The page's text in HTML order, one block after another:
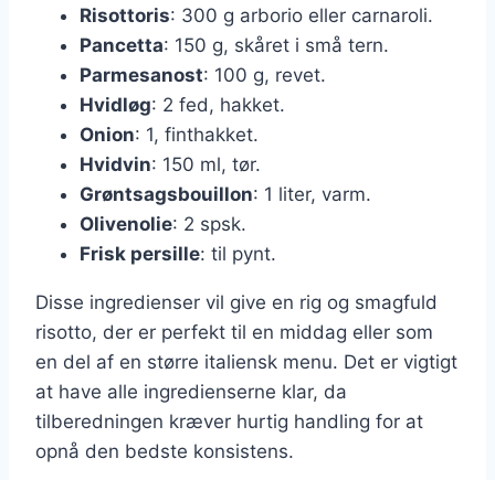
Risottoris: 300 g arborio eller carnaroli.
Pancetta: 150 g, skåret i små tern.
Parmesanost: 100 g, revet.
Hvidløg: 2 fed, hakket.
Onion: 1, finthakket.
Hvidvin: 150 ml, tør.
Grøntsagsbouillon: 1 liter, varm.
Olivenolie: 2 spsk.
Frisk persille: til pynt.
Disse ingredienser vil give en rig og smagfuld
risotto, der er perfekt til en middag eller som
en del af en større italiensk menu. Det er vigtigt
at have alle ingredienserne klar, da
tilberedningen kræver hurtig handling for at
opnå den bedste konsistens.